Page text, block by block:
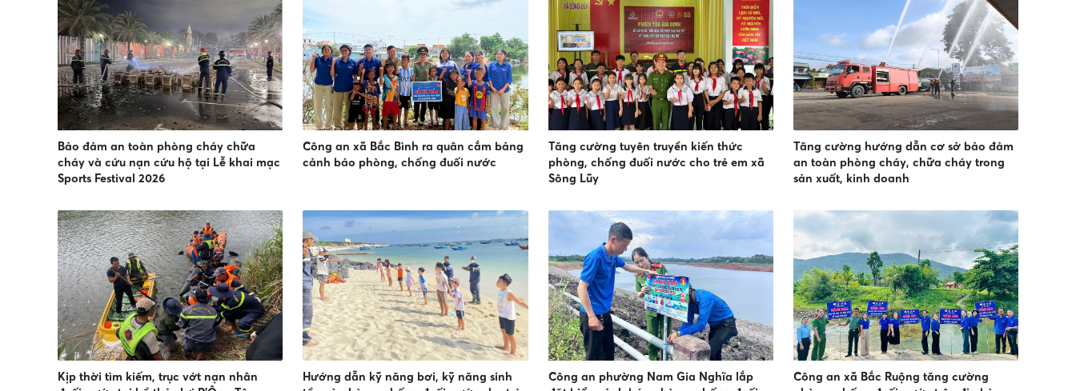
Bảo đảm an toàn phòng cháy chữa
cháy và cứu nạn cứu hộ tại Lễ khai mạc
Sports Festival 2026
Công an xã Bắc Bình ra quân cắm bảng
cảnh báo phòng, chống đuối nước
Tăng cường tuyên truyền kiến thức
phòng, chống đuối nước cho trẻ em xã
Sông Lũy
Tăng cường hướng dẫn cơ sở bảo đảm
an toàn phòng cháy, chữa cháy trong
sản xuất, kinh doanh
Kịp thời tìm kiếm, trục vớt nạn nhân
Hướng dẫn kỹ năng bơi, kỹ năng sinh
Công an phường Nam Gia Nghĩa lắp
Công an xã Bắc Ruộng tăng cường